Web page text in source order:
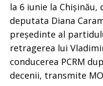
la 6 iunie la Chișinău,
deputata Diana
președinte al
retragerea lui
conducerea PCRM
decenii, transmite